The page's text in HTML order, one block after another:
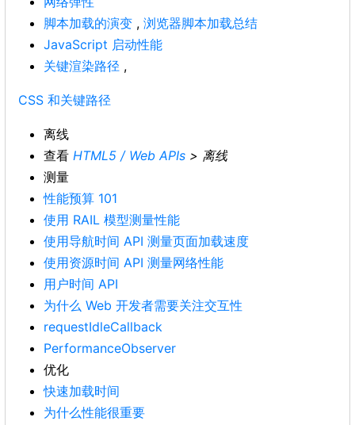
脚本加载的演变 , 浏览器脚本加载总结
JavaScript 启动性能
关键渲染路径 ,
CSS 和关键路径
离线
查看 HTML5 / Web APIs > 离线
测量
性能预算 101
使用 RAIL 模型测量性能
使用导航时间 API 测量页面加载速度
使用资源时间 API 测量网络性能
用户时间 API
为什么 Web 开发者需要关注交互性
requestIdleCallback
PerformanceObserver
优化
快速加载时间
为什么性能很重要